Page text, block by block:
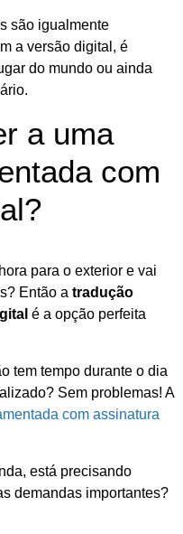
são igualmente
a versão digital, é
do mundo ou ainda
a uma
com
para o exterior e vai
Então a tradução
é a opção perfeita
tem tempo durante o dia
Sem problemas! A
com assinatura
está precisando
demandas importantes?